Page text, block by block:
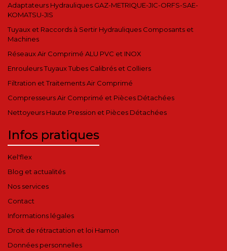
Adaptateurs Hydrauliques GAZ-METRIQUE-JIC-ORFS-SAE-
KOMATSU-JIS
Tuyaux et Raccords à Sertir Hydrauliques Composants et
Machines
Réseaux Air Comprimé ALU PVC et INOX
Enrouleurs Tuyaux Tubes Calibrés et Colliers
Filtration et Traitements Air Comprimé
Compresseurs Air Comprimé et Pièces Détachées
Nettoyeurs Haute Pression et Pièces Détachées
Infos pratiques
Kel'flex
Blog et actualités
Nos services
Contact
Informations légales
Droit de rétractation et loi Hamon
Données personnelles